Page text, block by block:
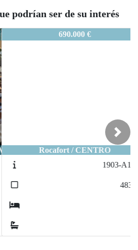
podrían ser de su interés
/ CENTRO
Next